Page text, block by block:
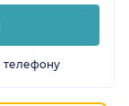
телефону